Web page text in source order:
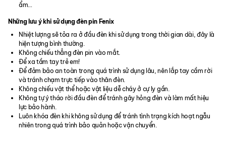
ẩm…
Những lưu ý khi sử dụng đèn pin Fenix
Nhiệt lượng sẽ tỏa ra ở đầu đèn khi sử dụng trong thời gian dài, đây là
hiện tượng bình thường.
Không chiếu thẳng đèn pin vào mắt.
Để xa tầm tay trẻ em!
Để đảm bảo an toàn trong quá trình sử dụng lâu, nên lắp tay cầm rời
và tránh chạm trực tiếp vào thân đèn.
Không chiếu vật thể hoặc vật liệu dễ cháy ở cự ly gần.
Không tự ý tháo rời đầu đèn để tránh gây hỏng đèn và làm mất hiệu
lực bảo hành.
Luôn khóa đèn khi không sử dụng để tránh tình trạng kích hoạt ngẫu
nhiên trong quá trình bảo quản hoặc vận chuyển.